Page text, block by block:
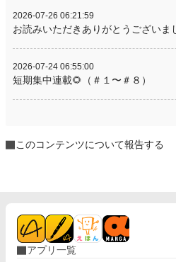
2026-07-26 06:21:59
お読みいただきありがとうございま
2026-07-24 06:55:00
短期集中連載🌻（＃１〜＃８）
このコンテンツについて報告する
アプリ一覧